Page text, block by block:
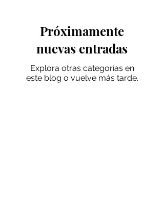
Próximamente
nuevas entradas
Explora otras categorías en
este blog o vuelve más tarde.